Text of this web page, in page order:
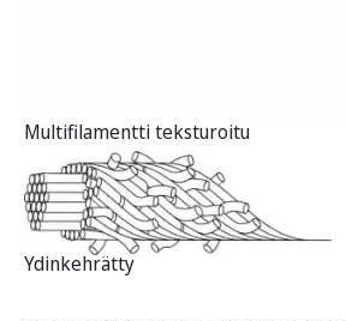
Multifilamentti teksturoitu
Ydinkehrätty